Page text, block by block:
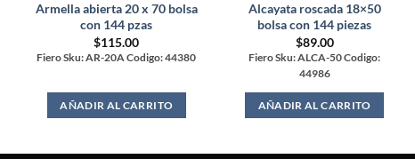
Armella abierta 20 x 70 bolsa
con 144 pzas
$115.00
Fiero Sku: AR-20A Codigo: 44380
AÑADIR AL CARRITO
Alcayata roscada 18×50
bolsa con 144 piezas
$89.00
Fiero Sku: ALCA-50 Codigo:
44986
AÑADIR AL CARRITO